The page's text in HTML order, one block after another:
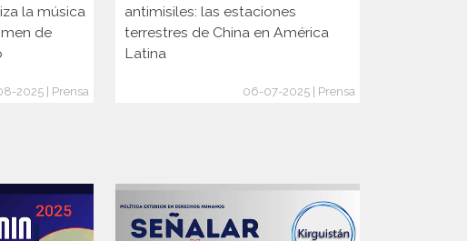
la música
de
2025 | Prensa
antimisiles: las estaciones
terrestres de China en América
Latina
06-07-2025 | Prensa